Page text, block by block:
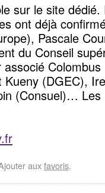
sur le site
ont déjà
Pascale
du Conseil
(DGEC),
(Consuel)… Les
auxfavoris.